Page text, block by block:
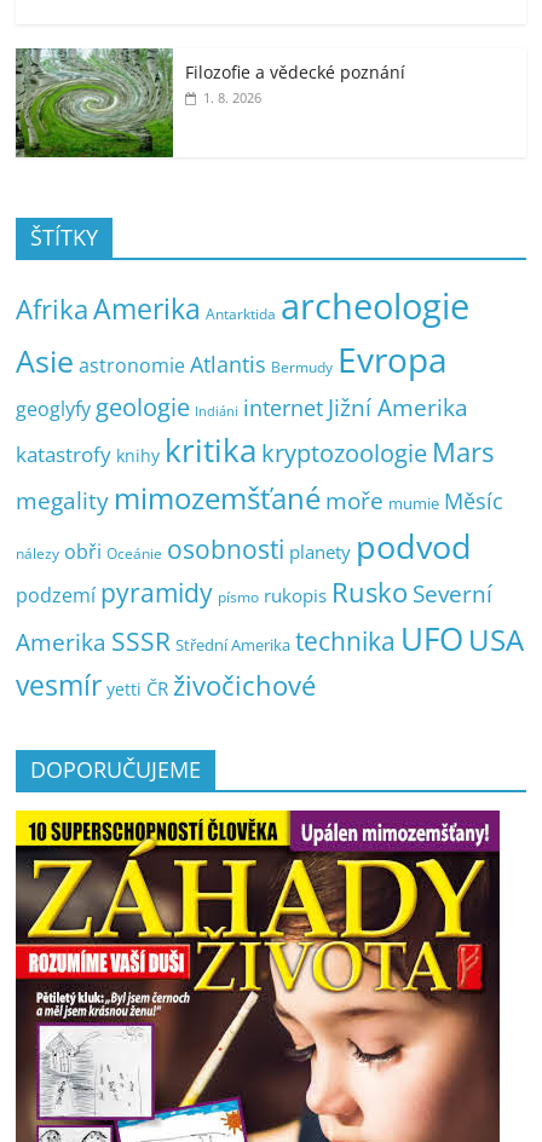
Filozofie a vědecké poznání
1. 8. 2026
ŠTÍTKY
AfrikaAmerika Antarktida archeologie
Asie astronomie Atlantis Bermudy Evropa
geoglyfy geologie Indiáni internet Jižní Amerika
katastrofy knihy kritika kryptozoologie Mars
megality mimozemšťanémoře mumie Měsíc
nálezy obři Oceánie osobnosti planety podvod
podzemí pyramidy písmo rukopis Rusko Severní
Amerika SSSR Střední Amerika technika UFO USA
vesmír yetti ČR živočichové
DOPORUČUJEME